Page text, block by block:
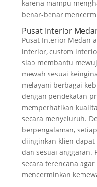
karena mampu
benar-benar
Pusat Interior
Pusat Interior Medan
interior, custom
siap membantu
mewah sesuai
melayani berbagai
dengan pendekatan
memperhatikan
secara menyeluruh.
berpengalaman,
diinginkan klien dapat
dan sesuai anggaran.
secara terencana
mencerminkan